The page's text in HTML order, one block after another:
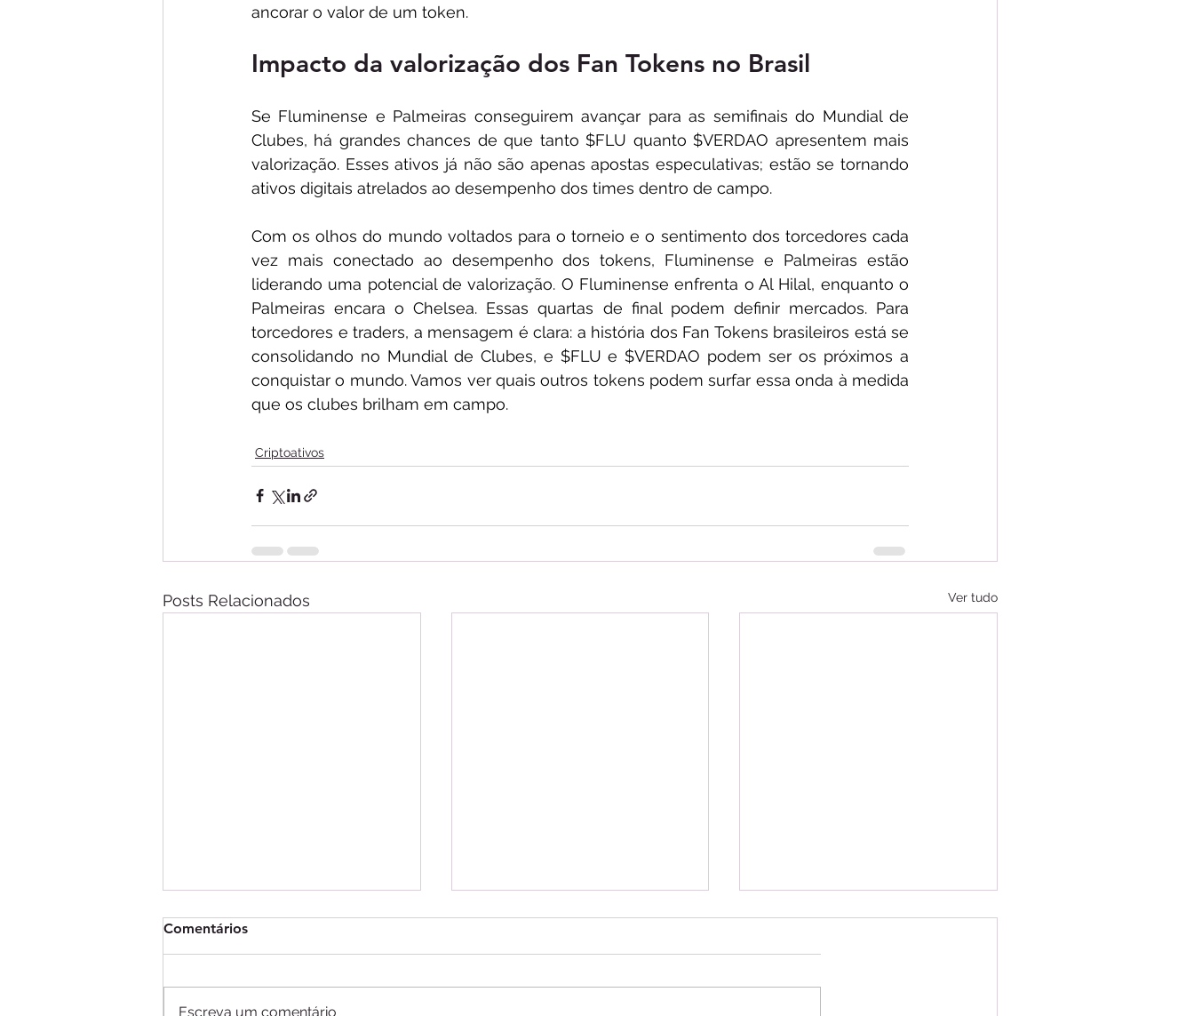
ancorar o valor de um token.
Impacto da valorização dos Fan Tokens no Brasil
Se Fluminense e Palmeiras conseguirem avançar para as semifinais do Mundial de
Clubes, há grandes chances de que tanto $FLU quanto $VERDAO apresentem mais
valorização. Esses ativos já não são apenas apostas especulativas; estão se tornando
ativos digitais atrelados ao desempenho dos times dentro de campo.
Com os olhos do mundo voltados para o torneio e o sentimento dos torcedores cada
vez mais conectado ao desempenho dos tokens, Fluminense e Palmeiras estão
liderando uma potencial de valorização. O Fluminense enfrenta o Al Hilal, enquanto o
Palmeiras encara o Chelsea. Essas quartas de final podem definir mercados. Para
torcedores e traders, a mensagem é clara: a história dos Fan Tokens brasileiros está se
consolidando no Mundial de Clubes, e $FLU e $VERDAO podem ser os próximos a
conquistar o mundo. Vamos ver quais outros tokens podem surfar essa onda à medida
que os clubes brilham em campo.
Criptoativos
Posts Relacionados Ver tudo
Comentários
Escreva um comentário